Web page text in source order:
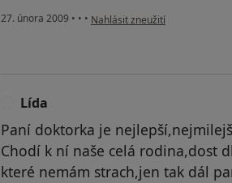
27. února 2009 • • • podle názoru uživatele bývalá
Nahlásit zneužití
Lída
Paní doktorka je
Chodí k ní naše celá rodina,dost
které nemám strach,jen tak dál